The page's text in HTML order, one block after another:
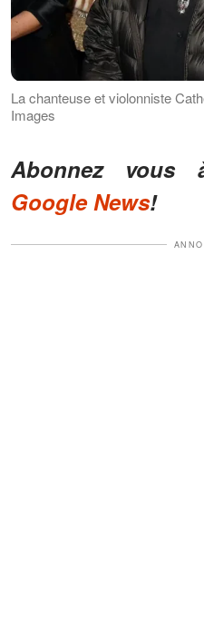
La chanteuse et violonniste
Images
Abonnez vous
Google News!